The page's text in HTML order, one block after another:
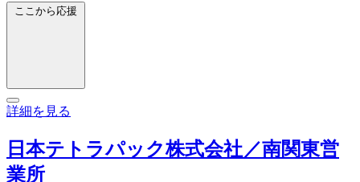
ここから応援
詳細を見る
日本テトラパック株式会社／南関東営
業所